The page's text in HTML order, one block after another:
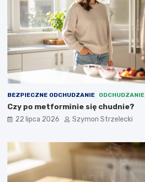
BEZPIECZNE ODCHUDZANIE ODCHUDZANIE
Czy po metforminie się chudnie?
22 lipca 2026 Szymon Strzelecki